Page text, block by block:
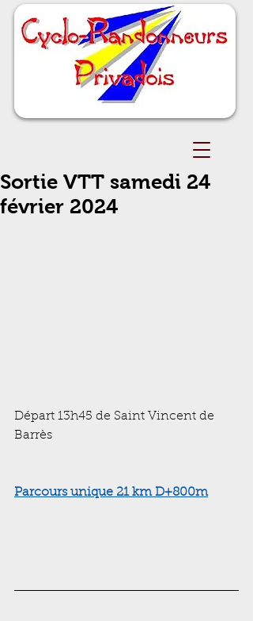
Sortie VTT samedi 24
février 2024
Départ 13h45 de Saint Vincent de
Barrès
Parcours unique 21 km D+800m